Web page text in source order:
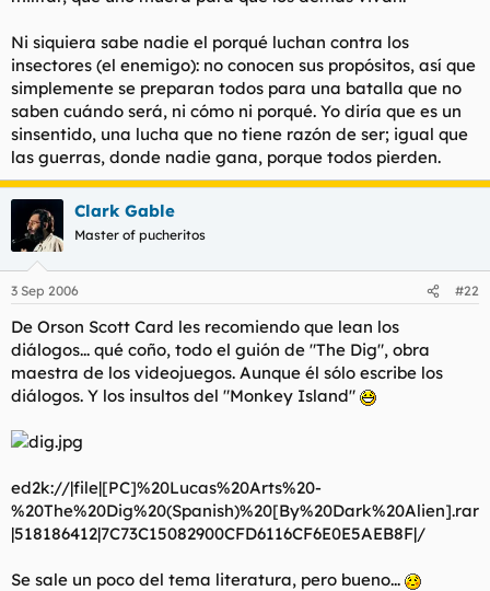
Ni siquiera sabe nadie el porqué luchan contra los
insectores (el enemigo): no conocen sus propósitos, así que
simplemente se preparan todos para una batalla que no
saben cuándo será, ni cómo ni porqué. Yo diría que es un
sinsentido, una lucha que no tiene razón de ser; igual que
las guerras, donde nadie gana, porque todos pierden.
Clark Gable
Master of pucheritos
3 Sep 2006 #22
De Orson Scott Card les recomiendo que lean los
diálogos... qué coño, todo el guión de "The Dig", obra
maestra de los videojuegos. Aunque él sólo escribe los
diálogos. Y los insultos del "Monkey Island"
ed2k://|file|[PC]%20Lucas%20Arts%20-
%20The%20Dig%20(Spanish)%20[By%20Dark%20Alien].rar
|518186412|7C73C15082900CFD6116CF6E0E5AEB8F|/
Se sale un poco del tema literatura, pero bueno...